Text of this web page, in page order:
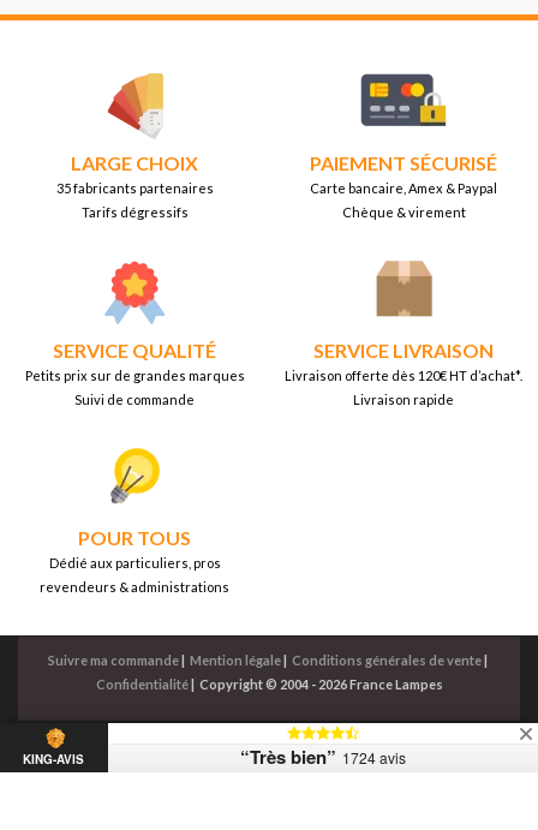
LARGE CHOIX
35 fabricants partenaires
Tarifs dégressifs
PAIEMENT SÉCURISÉ
Carte bancaire, Amex & Paypal
Chèque & virement
SERVICE QUALITÉ
Petits prix sur de grandes marques
Suivi de commande
SERVICE LIVRAISON
Livraison offerte dès 120€ HT d’achat*.
Livraison rapide
POUR TOUS
Dédié aux particuliers, pros
revendeurs & administrations
Suivre ma commande| Mention légale| Conditions générales de vente|
Confidentialité| Copyright © 2004 - 2026 France Lampes
KING-AVIS “Très bien” 1724 avis